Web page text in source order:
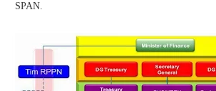
SPAN.